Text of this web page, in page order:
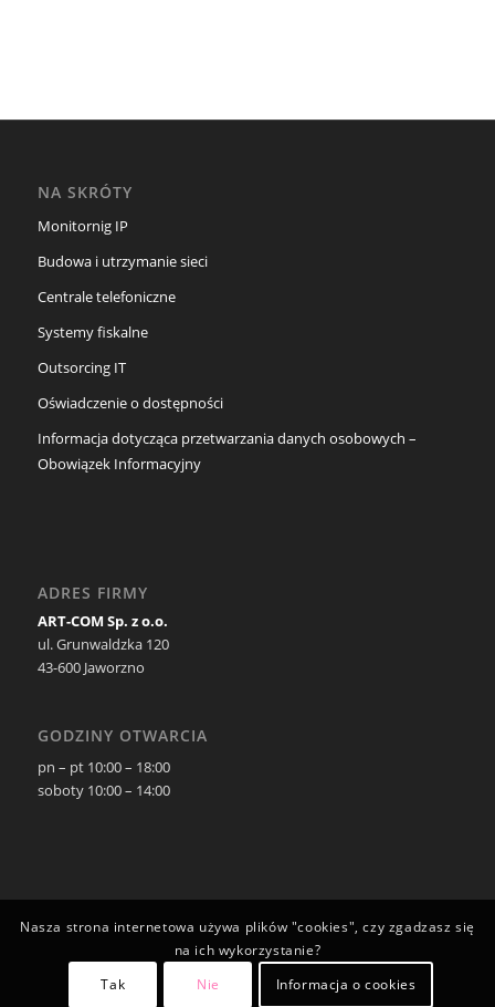
NA SKRÓTY
Monitornig IP
Budowa i utrzymanie sieci
Centrale telefoniczne
Systemy fiskalne
Outsorcing IT
Oświadczenie o dostępności
Informacja dotycząca przetwarzania danych osobowych –
Obowiązek Informacyjny
ADRES FIRMY
ART-COM Sp. z o.o.
ul. Grunwaldzka 120
43-600 Jaworzno
GODZINY OTWARCIA
pn – pt 10:00 – 18:00
soboty 10:00 – 14:00
Nasza strona internetowa używa plików "cookies", czy zgadzasz się
na ich wykorzystanie?
Tak
Nie Informacja o cookies